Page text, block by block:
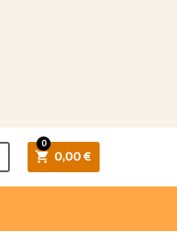
 0,00 €
0